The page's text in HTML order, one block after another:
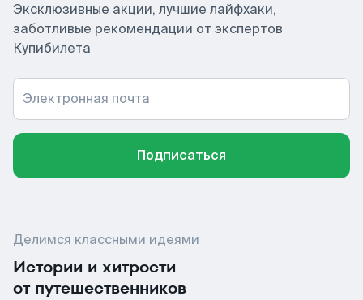
Эксклюзивные акции, лучшие лайфхаки,
заботливые рекомендации от экспертов
Купибилета
Электронная почта
Подписаться
Делимся классными идеями
Истории и хитрости
от путешественников